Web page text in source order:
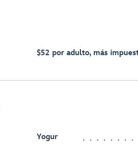
$52 por adulto, más
Yogur